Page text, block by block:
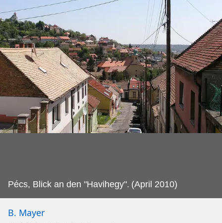
Pécs, Blick an den "Havihegy". (April 2010)
B. Mayer